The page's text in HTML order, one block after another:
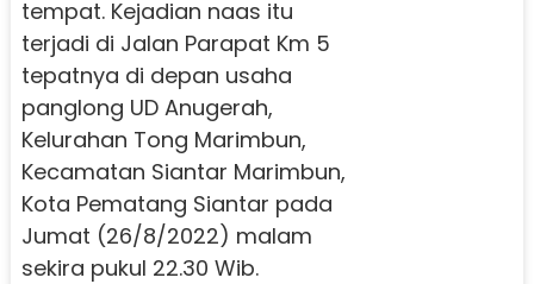
tempat. Kejadian naas itu
terjadi di Jalan Parapat Km 5
tepatnya di depan usaha
panglong UD Anugerah,
Kelurahan Tong Marimbun,
Kecamatan Siantar Marimbun,
Kota Pematang Siantar pada
Jumat (26/8/2022) malam
sekira pukul 22.30 Wib.